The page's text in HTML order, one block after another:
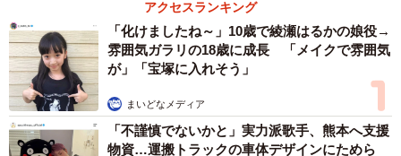
意外と知られていない月給の場合の最低賃金の計
算方法
Aさんのように、急激に最低賃金が上がったエリアでお勤め
の場合は同じようなケースがあるかもしれません。
アクセスランキング
「化けましたね～」10歳で綾瀬はるかの娘役→
雰囲気ガラリの18歳に成長 「メイクで雰囲気
が」「宝塚に入れそう」
まいどなメディア
「不謹慎でないかと」実力派歌手、熊本へ支援
物資…運搬トラックの車体デザインにためら